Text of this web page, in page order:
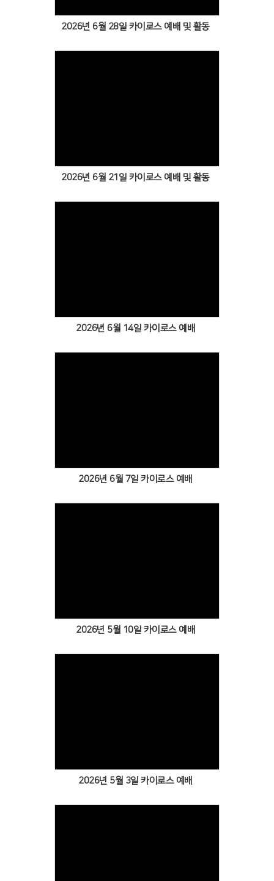
2026년 6월 28일 카이로스 예배 및 활동
2026년 6월 21일 카이로스 예배 및 활동
2026년 6월 14일 카이로스 예배
2026년 6월 7일 카이로스 예배
2026년 5월 10일 카이로스 예배
2026년 5월 3일 카이로스 예배